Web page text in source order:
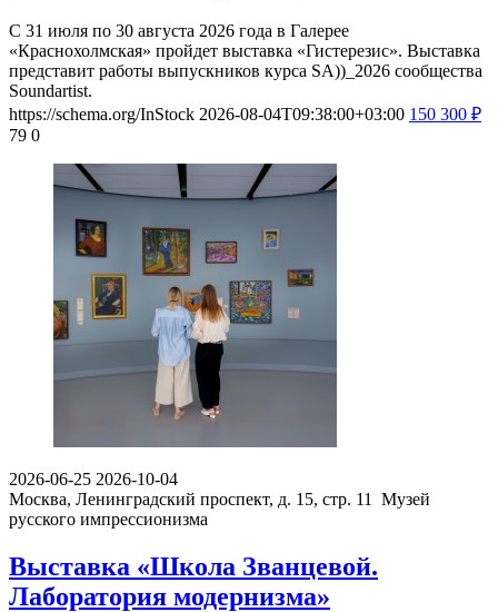
С 31 июля по 30 августа 2026 года в Галерее
«Краснохолмская» пройдет выставка «Гистерезис». Выставка
представит работы выпускников курса SA))_2026 сообщества
Soundartist.
https://schema.org/InStock 2026-08-04T09:38:00+03:00 150 300 ₽
79 0
2026-06-25 2026-10-04
Москва, Ленинградский проспект, д. 15, стр. 11
Музей
русского импрессионизма
Выставка «Школа Званцевой.
Лаборатория модернизма»